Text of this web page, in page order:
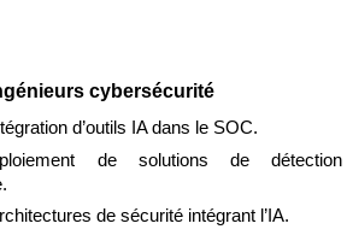
cybersécurité
d’outils IA dans le SOC.
de solutions de détection
de sécurité intégrant l’IA.